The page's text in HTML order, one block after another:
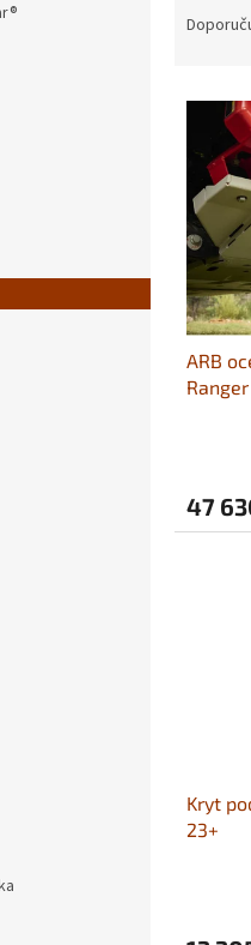
nV
p
ARB
47
Kryt
23+